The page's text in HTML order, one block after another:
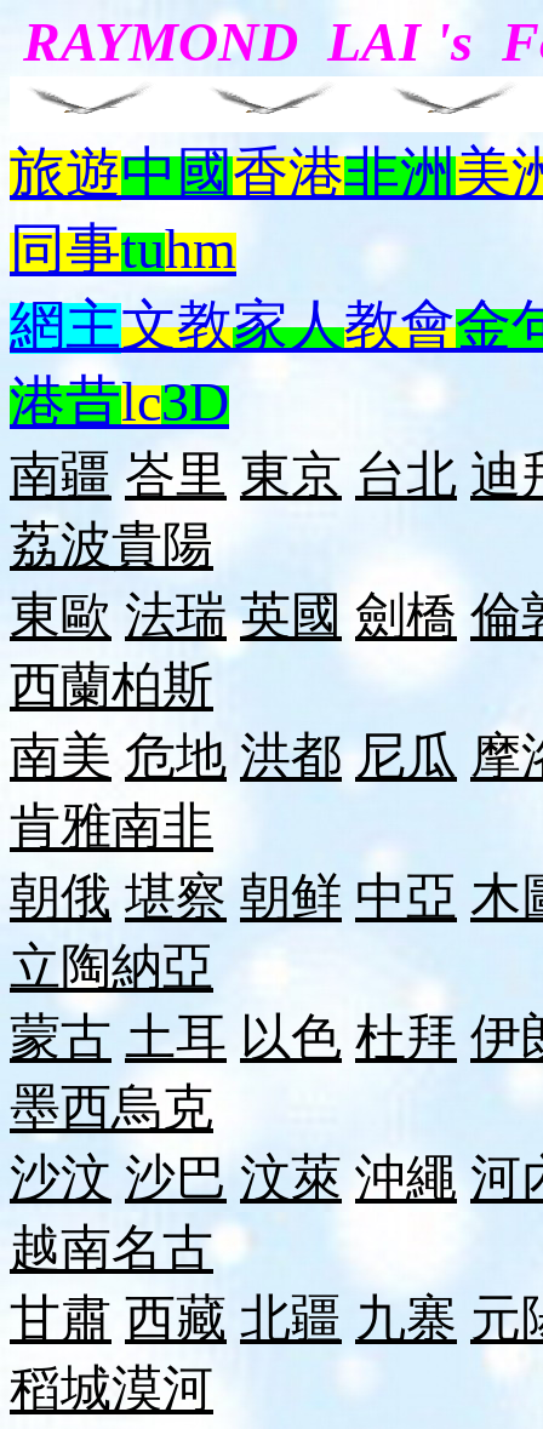
RAYMOND LAI 's
旅遊中國香港非洲美
同事tuhm
網主文教家人教會金
港昔lc3D
南疆 峇里 東京 台北 迪
荔波貴陽
東歐 法瑞 英國 劍橋 倫
西蘭柏斯
南美 危地 洪都 尼瓜 摩
肯雅南非
朝俄 堪察 朝鲜 中亞 木
立陶納亞
蒙古 土耳 以色 杜拜 伊
墨西烏克
沙汶 沙巴 汶萊 沖繩 河
越南名古
甘肅 西藏 北疆 九寨 元
稻城漠河